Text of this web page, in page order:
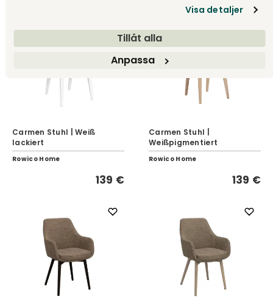
Visa detaljer
Tillåt alla
Anpassa
Carmen Stuhl | Weiß
lackiert
Rowico Home
139 €
Carmen Stuhl |
Weißpigmentiert
Rowico Home
139 €